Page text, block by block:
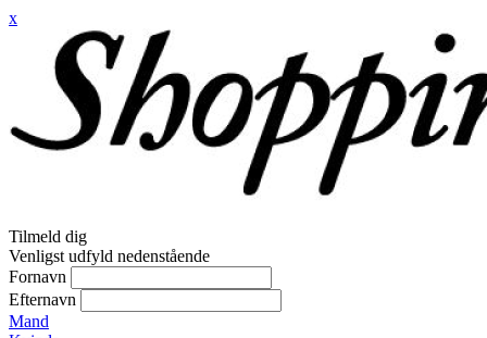
x
Tilmeld dig
Venligst udfyld nedenstående
Fornavn
Efternavn
Mand